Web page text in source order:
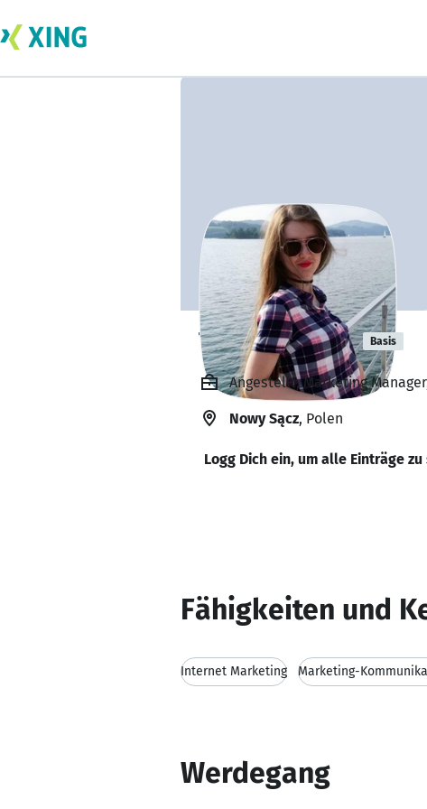
Tetiana Nosal Basis
Angestellt, Marketing
Nowy Sącz, Polen
Logg Dich ein, um alle Einträge zu
Fähigkeiten und
Internet Marketing Marketing-
Werdegang